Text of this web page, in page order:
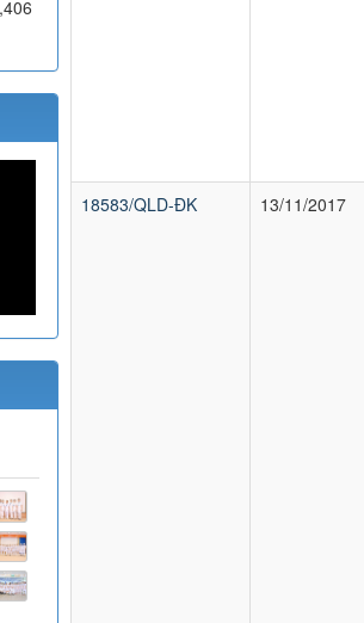
18583/QLD-ĐK
13/11/2017